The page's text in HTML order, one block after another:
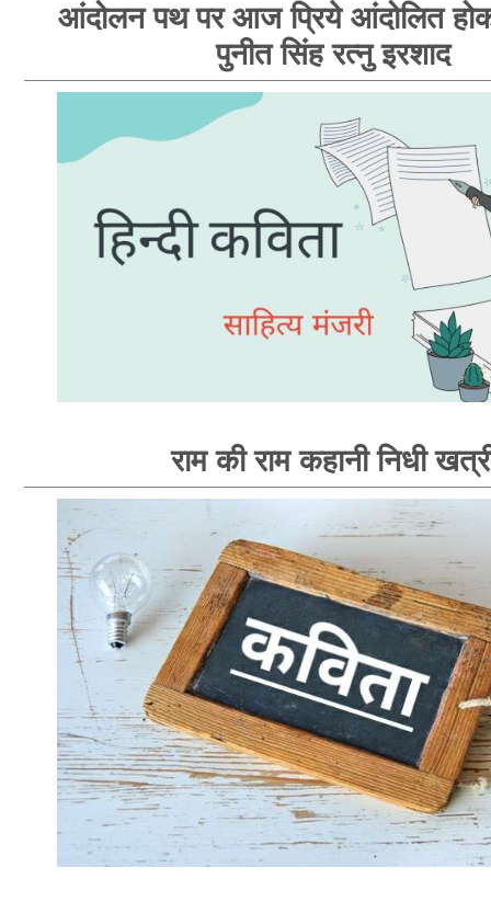
आंदोलन पथ पर आज प्रिये आंदोलित
पुनीत सिंह रत्नु इरशाद
राम की राम कहानी निधी